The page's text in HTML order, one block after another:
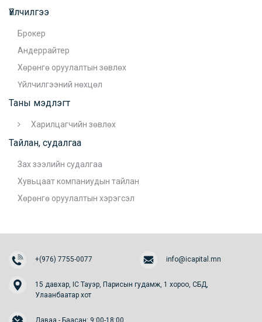
Үйлчилгээ
Брокер
Андеррайтер
Хөрөнгө оруулалтын зөвлөх
Үйлчилгээний нөхцөл
Таны мэдлэгт
Харилцагчийн зөвлөх
Тайлан, судалгаа
Зах зээлийн судалгаа
Хувьцаат компаниудын тайлан
Хөрөнгө оруулалтын хэрэгсэл
+(976) 7755-0077 info@icapital.mn
15 давхар, IC Тауэр, Парисын гудамж, 1 хороо, СБД,
Улаанбаатар хот
Даваа - Баасан: 9:00-18:00